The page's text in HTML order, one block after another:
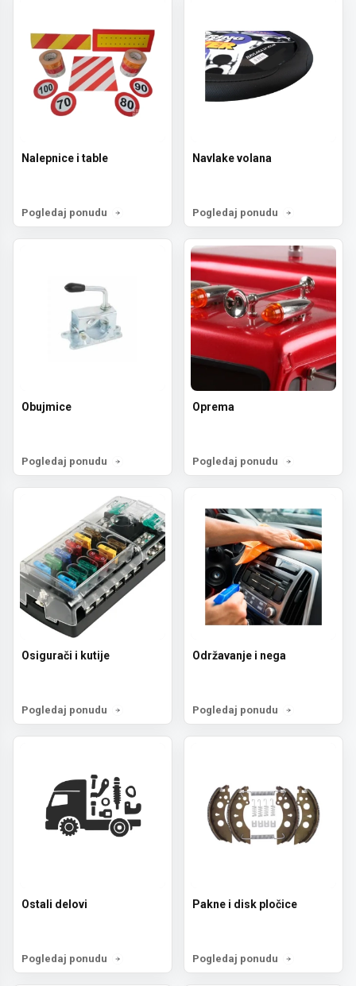
Nalepnice i table
Pogledaj ponudu
Navlake volana
Pogledaj ponudu
Obujmice
Pogledaj ponudu
Oprema
Pogledaj ponudu
Osigurači i kutije
Pogledaj ponudu
Održavanje i nega
Pogledaj ponudu
Ostali delovi
Pogledaj ponudu
Pakne i disk pločice
Pogledaj ponudu
Email